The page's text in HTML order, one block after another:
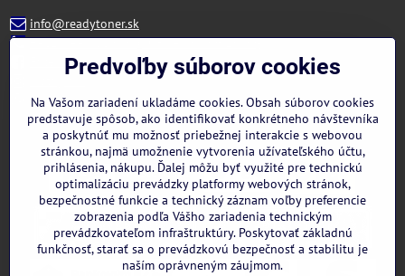
info@readytoner.sk
+421 944 322 536 (PO-PIA: 09:00- 15:00)
Facebook
WhatsApp
Predvoľby súborov cookies
Na Vašom zariadení ukladáme cookies. Obsah súborov cookies
predstavuje spôsob, ako identifikovať konkrétneho návštevníka
a poskytnúť mu možnosť priebežnej interakcie s webovou
stránkou, najmä umožnenie vytvorenia užívateľského účtu,
prihlásenia, nákupu. Ďalej môžu byť využité pre technickú
optimalizáciu prevádzky platformy webových stránok,
bezpečnostné funkcie a technický záznam voľby preferencie
zobrazenia podľa Vášho zariadenia technickým
prevádzkovateľom infraštruktúry. Poskytovať základnú
funkčnosť, starať sa o prevádzkovú bezpečnosť a stabilitu je
naším oprávneným záujmom.